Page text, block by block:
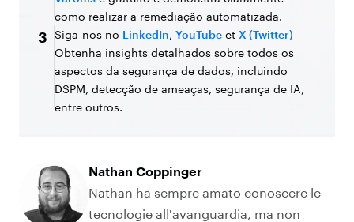
como realizar a remediação automatizada.
3 Siga-nos no LinkedIn, YouTube et X (Twitter)
Obtenha insights detalhados sobre todos os
aspectos da segurança de dados, incluindo
DSPM, detecção de ameaças, segurança de IA,
entre outros.
Nathan Coppinger
Nathan ha sempre amato conoscere le
tecnologie all'avanguardia, ma non